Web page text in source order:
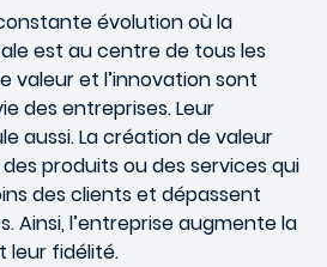
évolution où la
est au centre de tous les
valeur et l’innovation sont
des entreprises. Leur
aussi. La création de valeur
produits ou des services qui
des clients et dépassent
Ainsi, l’entreprise augmente la
leur fidélité.